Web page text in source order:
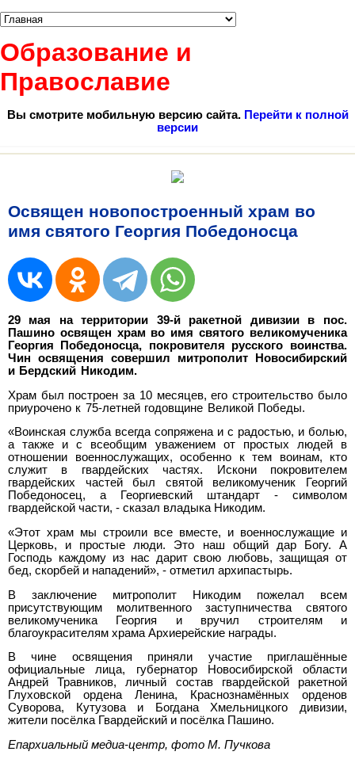
Образование и
Православие
Вы смотрите мобильную версию сайта. Перейти к полной
версии
Освящен новопостроенный храм во
имя святого Георгия Победоносца
29 мая на территории 39-й ракетной дивизии в пос.
Пашино освящен храм во имя святого великомученика
Георгия Победоносца, покровителя русского воинства.
Чин освящения совершил митрополит Новосибирский
и Бердский Никодим.
Храм был построен за 10 месяцев, его строительство было
приурочено к 75-летней годовщине Великой Победы.
«Воинская служба всегда сопряжена и с радостью, и болью,
а также и с всеобщим уважением от простых людей в
отношении военнослужащих, особенно к тем воинам, кто
служит в гвардейских частях. Искони покровителем
гвардейских частей был святой великомученик Георгий
Победоносец, а Георгиевский штандарт - символом
гвардейской части, - сказал владыка Никодим.
«Этот храм мы строили все вместе, и военнослужащие и
Церковь, и простые люди. Это наш общий дар Богу. А
Господь каждому из нас дарит свою любовь, защищая от
бед, скорбей и нападений», - отметил архипастырь.
В заключение митрополит Никодим пожелал всем
присутствующим молитвенного заступничества святого
великомученика Георгия и вручил строителям и
благоукрасителям храма Архиерейские награды.
В чине освящения приняли участие приглашённые
официальные лица, губернатор Новосибирской области
Андрей Травников, личный состав гвардейской ракетной
Глуховской ордена Ленина, Краснознамённых орденов
Суворова, Кутузова и Богдана Хмельницкого дивизии,
жители посёлка Гвардейский и посёлка Пашино.
Епархиальный медиа-центр, фото М. Пучкова